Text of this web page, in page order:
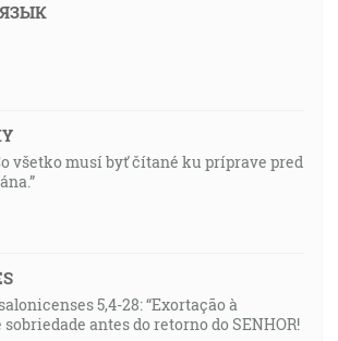
všetko musí byť čítané ku príprave pred
5,4-28: “Exortação à
antes do retorno do SENHOR!